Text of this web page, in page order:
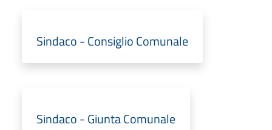
Sindaco - Consiglio Comunale
Sindaco - Giunta Comunale